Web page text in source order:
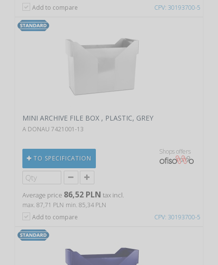
CPV: 30193700-5
Add to compare
CPV: 30193700-5
MINI ARCHIVE FILE BOX , PLASTIC, GREY
A DONAU 7421001-13
TO SPECIFICATION
Shops offers
Average price 86,52 PLN tax incl.
max. 87,71 PLN min. 85,34 PLN
Add to compare